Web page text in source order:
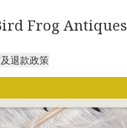
Frog Antiques
退款政策